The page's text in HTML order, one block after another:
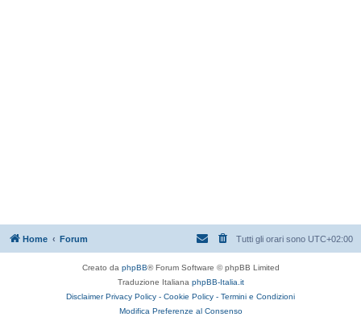
Home Forum Tutti gli orari sono UTC+02:00
Creato da phpBB® Forum Software © phpBB Limited
Traduzione Italiana phpBB-Italia.it
Disclaimer Privacy Policy - Cookie Policy - Termini e Condizioni
Modifica Preferenze al Consenso